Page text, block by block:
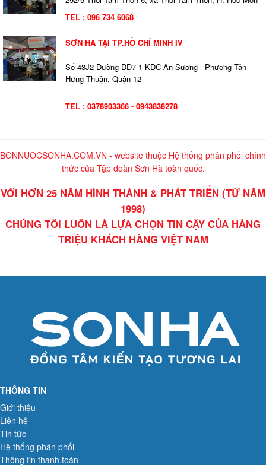
TEL : 096 734 6068
SƠN HÀ TẠI TP.HỒ CHÍ MINH IV
Số 43J2 Đường DD7-1 KDC An Sương - Phương Tân
Hưng Thuận, Quận 12
TEL : 0378903366 - 0943838278
BONNUOCSONHA.COM.VN - website thuộc Hệ thống phân phối chính
thức của Tập đoàn Sơn Hà toàn quốc.
VỚI HƠN 25 NĂM HÌNH THÀNH & PHÁT TRIỂN (TỪ NĂM
1998)
CHÚNG TÔI LUÔN LÀ LỰA CHỌN TIN CẬY CỦA HÀNG
TRIỆU KHÁCH HÀNG VIỆT NAM
THÔNG TIN
Giới thiệu
Liên hệ
Tin tức
Hệ thống phân phối
Thông tin thanh toán